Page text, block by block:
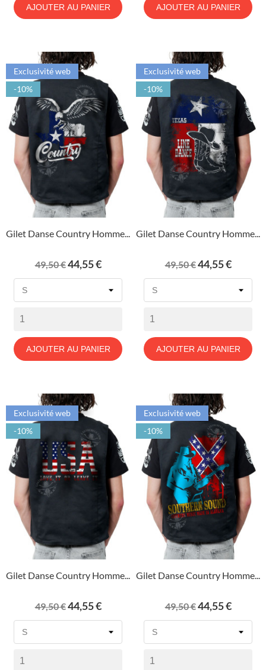
AJOUTER AU PANIER AJOUTER AU PANIER
Gilet Danse Country Homme...
Prix
de
49,50 €Prix
44,55 €
AJOUTER AU PANIER
Exclusivité web
-10%
Gilet Danse Country Homme...
Prix
de
49,50 €Prix
44,55 €
AJOUTER AU PANIER
Exclusivité web
-10%
Gilet Danse Country Homme...
Prix
de
49,50 €Prix
44,55 €
Exclusivité web
-10%
Gilet Danse Country Homme...
Prix
de
49,50 €Prix
44,55 €
Exclusivité web
-10%